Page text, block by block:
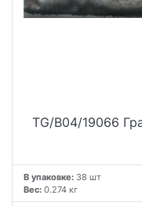
TG/B04/19066
В упаковке: 38 шт
Вес: 0.274 кг